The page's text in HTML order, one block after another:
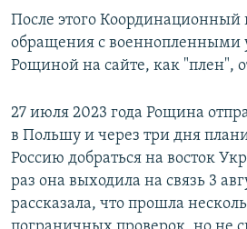
После этого Координационный
обращения с военнопленными
Рощиной на сайте, как "плен",
27 июля 2023 года Рощина
в Польшу и через три дня
Россию добраться на восток
раз она выходила на связь 3
рассказала, что прошла